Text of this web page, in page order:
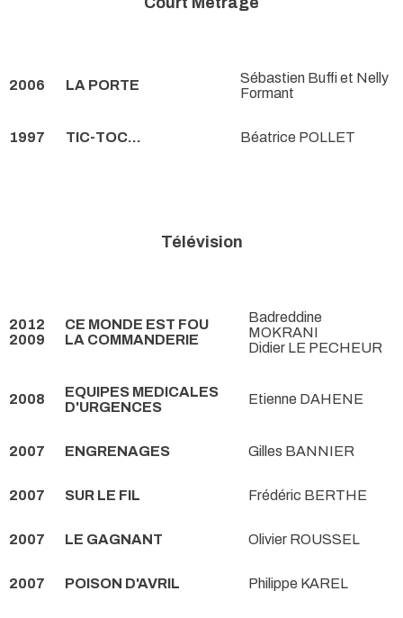
2006 LA PORTE
Sébastien Buffi et Nelly
Formant
1997 TIC-TOC... Béatrice POLLET
Télévision
2012
2009
CE MONDE EST FOU
LA COMMANDERIE
Badreddine
MOKRANI
Didier LE PECHEUR
2008
EQUIPES MEDICALES
D'URGENCES
Etienne DAHENE
2007 ENGRENAGES Gilles BANNIER
2007 SUR LE FIL Frédéric BERTHE
2007 LE GAGNANT Olivier ROUSSEL
2007 POISON D'AVRIL Philippe KAREL